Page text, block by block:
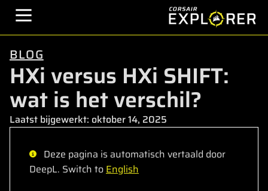
BLOG
HXi versus HXi SHIFT:
wat is het verschil?
Laatst bijgewerkt: oktober 14, 2025
Deze pagina is automatisch vertaald door
DeepL. Switch toEnglish